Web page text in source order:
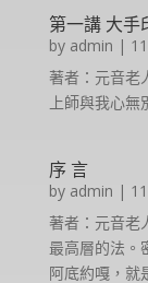
第一講 大手
by admin |
著者：元音老
上師與我心無
序 言
by admin |
著者：元音老
最高層的法。
阿底約嘎，就